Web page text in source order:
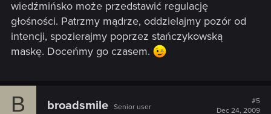
wiedźmińsko może przedstawić regulację
głośności. Patrzmy mądrze, oddzielajmy pozór od
intencji, spozierajmy poprzez stańczykowską
maskę. Doceńmy go czasem.
B broadsmile Senior user
#5
Dec 24, 2009